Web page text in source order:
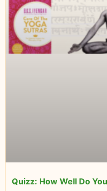
Quizz: How Well Do